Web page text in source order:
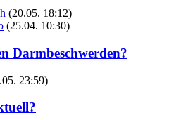
(20.05. 18:12)
(25.04. 10:30)
Darmbeschwerden?
23:59)